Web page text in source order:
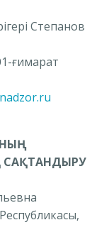
Степанов
ғимарат